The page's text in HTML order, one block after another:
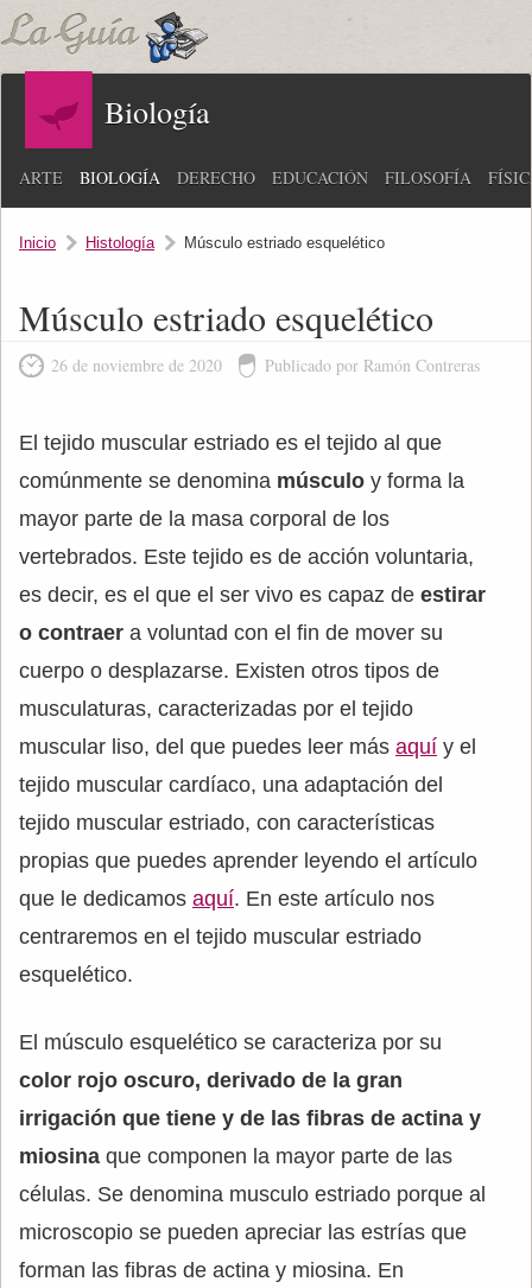
Biología
ARTE BIOLOGÍA DERECHO EDUCACIÓN FILOSOFÍA
Inicio Histología Músculo estriado esquelético
Músculo estriado esquelético
26 de noviembre de 2020 Publicado por Ramón Contreras
El tejido muscular estriado es el tejido al que
comúnmente se denomina músculo y forma la
mayor parte de la masa corporal de los
vertebrados. Este tejido es de acción voluntaria,
es decir, es el que el ser vivo es capaz de estirar
o contraer a voluntad con el fin de mover su
cuerpo o desplazarse. Existen otros tipos de
musculaturas, caracterizadas por el tejido
muscular liso, del que puedes leer más aquí y el
tejido muscular cardíaco, una adaptación del
tejido muscular estriado, con características
propias que puedes aprender leyendo el artículo
que le dedicamos aquí. En este artículo nos
centraremos en el tejido muscular estriado
esquelético.
El músculo esquelético se caracteriza por su
color rojo oscuro, derivado de la gran
irrigación que tiene y de las fibras de actina y
miosina que componen la mayor parte de las
células. Se denomina musculo estriado porque al
microscopio se pueden apreciar las estrías que
forman las fibras de actina y miosina. En